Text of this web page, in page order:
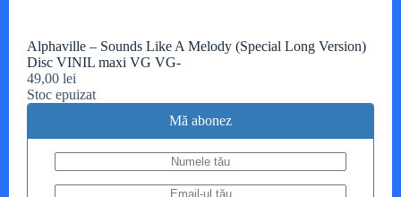
Alphaville – Sounds Like A Melody (Special Long Version)
Disc VINIL maxi VG VG-
49,00 lei
Stoc epuizat
Mă abonez